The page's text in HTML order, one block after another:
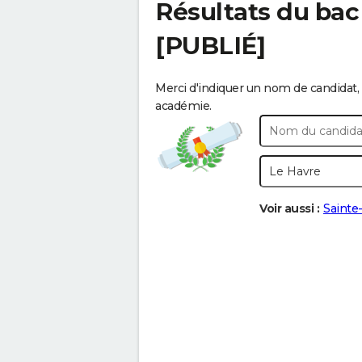
Résultats du
[PUBLIÉ]
Merci d'indiquer un nom de
académie.
Voir aussi :